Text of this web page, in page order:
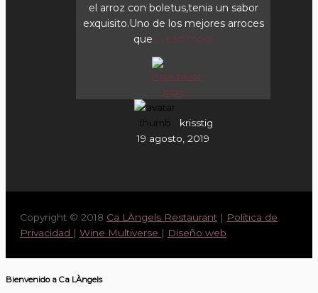
el arroz con boletus,tenia un sabor
exquisito.Uno de los mejores arroces
que... read more
krisstig
19 agosto, 2019
Copyright © 2018 Ca LÀngels Restaurant | Política de
Privacidad | Wine Multiverse | Diseño web
Bienvenido a Ca LÀngels